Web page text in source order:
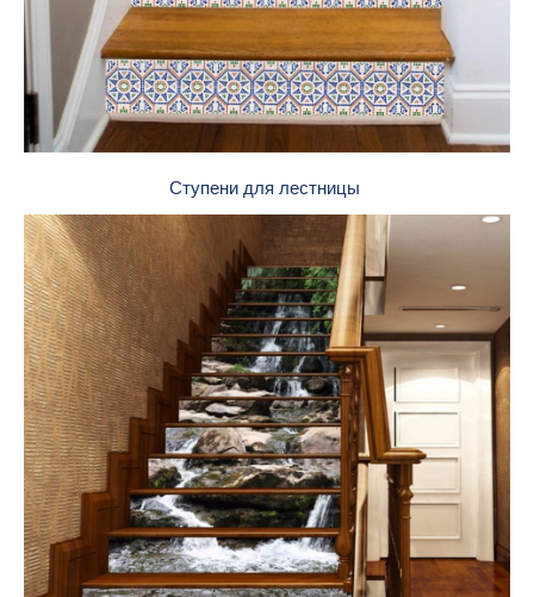
Ступени для лестницы